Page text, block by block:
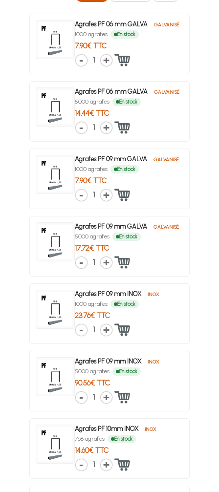
Agrafes PF 06 mm GALVA GALVANISÉ
1000 agrafes En stock
7.90€ TTC
1
Agrafes PF 06 mm GALVA GALVANISÉ
5000 agrafes En stock
14.44€ TTC
1
Agrafes PF 09 mm GALVA GALVANISÉ
1000 agrafes En stock
7.90€ TTC
1
Agrafes PF 09 mm GALVA GALVANISÉ
5000 agrafes En stock
17.72€ TTC
1
Agrafes PF 09 mm INOX INOX
1000 agrafes En stock
23.76€ TTC
1
Agrafes PF 09 mm INOX INOX
5000 agrafes En stock
90.56€ TTC
1
Agrafes PF 10mm INOX INOX
768 agrafes En stock
14.60€ TTC
1